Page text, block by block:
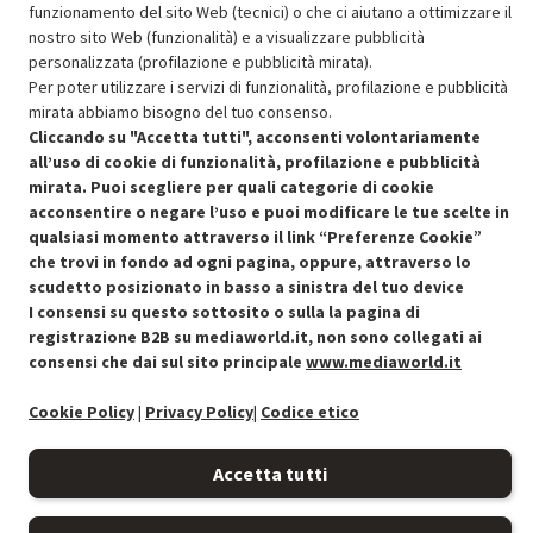
SCONTO RICONDIZIONATI
Approfitta dello sconto del 15% sul prodotto ricondizionato.
Condizioni generali di vendita
Cookie Policy
Preferenze cookie
funzionamento del sito Web (tecnici) o che ci aiutano a ottimizzare il
nostro sito Web (funzionalità) e a visualizzare pubblicità
personalizzata (profilazione e pubblicità mirata).
Per poter utilizzare i servizi di funzionalità, profilazione e pubblicità
mirata abbiamo bisogno del tuo consenso.
Cliccando su "Accetta tutti", acconsenti volontariamente
all’uso di cookie di funzionalità, profilazione e pubblicità
mirata. Puoi scegliere per quali categorie di cookie
acconsentire o negare l’uso e puoi modificare le tue scelte in
qualsiasi momento attraverso il link “Preferenze Cookie”
che trovi in fondo ad ogni pagina, oppure, attraverso lo
scudetto posizionato in basso a sinistra del tuo device
I consensi su questo sottosito o sulla la pagina di
registrazione B2B su mediaworld.it, non sono collegati ai
consensi che dai sul sito principale www.mediaworld.it
Cookie Policy| Privacy Policy| Codice etico
Accetta tutti